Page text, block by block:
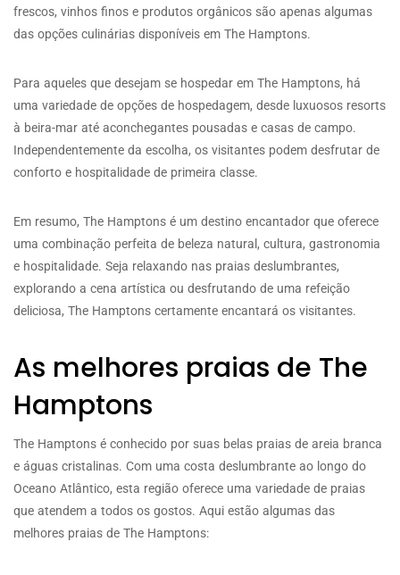
frescos, vinhos finos e produtos orgânicos são apenas algumas
das opções culinárias disponíveis em The Hamptons.
Para aqueles que desejam se hospedar em The Hamptons, há
uma variedade de opções de hospedagem, desde luxuosos resorts
à beira-mar até aconchegantes pousadas e casas de campo.
Independentemente da escolha, os visitantes podem desfrutar de
conforto e hospitalidade de primeira classe.
Em resumo, The Hamptons é um destino encantador que oferece
uma combinação perfeita de beleza natural, cultura, gastronomia
e hospitalidade. Seja relaxando nas praias deslumbrantes,
explorando a cena artística ou desfrutando de uma refeição
deliciosa, The Hamptons certamente encantará os visitantes.
As melhores praias de The
Hamptons
The Hamptons é conhecido por suas belas praias de areia branca
e águas cristalinas. Com uma costa deslumbrante ao longo do
Oceano Atlântico, esta região oferece uma variedade de praias
que atendem a todos os gostos. Aqui estão algumas das
melhores praias de The Hamptons: